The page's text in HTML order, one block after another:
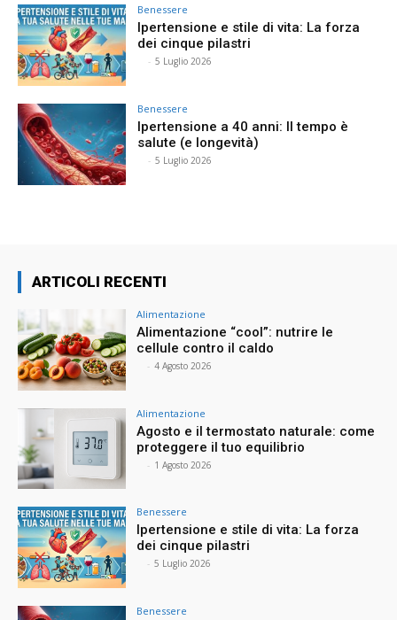
Benessere
Ipertensione e stile di vita: La forza
dei cinque pilastri
- 5 Luglio 2026
Benessere
Ipertensione a 40 anni: Il tempo è
salute (e longevità)
- 5 Luglio 2026
ARTICOLI RECENTI
Alimentazione
Alimentazione “cool”: nutrire le
cellule contro il caldo
- 4 Agosto 2026
Alimentazione
Agosto e il termostato naturale: come
proteggere il tuo equilibrio
- 1 Agosto 2026
Benessere
Ipertensione e stile di vita: La forza
dei cinque pilastri
- 5 Luglio 2026
Benessere